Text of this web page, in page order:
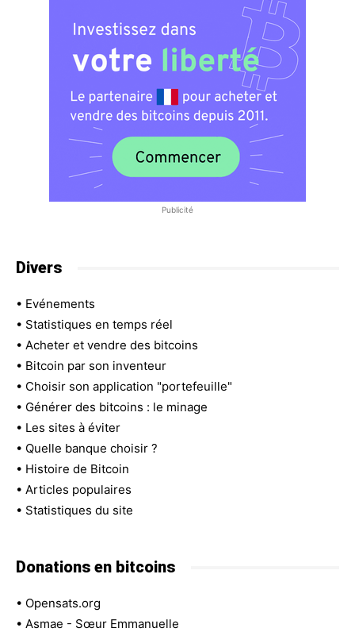
Publicité
Divers
• Evénements
• Statistiques en temps réel
• Acheter et vendre des bitcoins
• Bitcoin par son inventeur
• Choisir son application "portefeuille"
• Générer des bitcoins : le minage
• Les sites à éviter
• Quelle banque choisir ?
• Histoire de Bitcoin
• Articles populaires
• Statistiques du site
Donations en bitcoins
• Opensats.org
• Asmae - Sœur Emmanuelle